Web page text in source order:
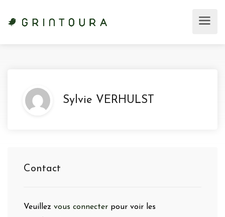
Sylvie VERHULST
Contact
Veuillez vous connecter pour voir les